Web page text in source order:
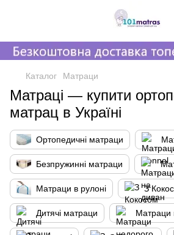
Каталог Матраци
Матраці — купити
матрац в Україні
Ортопедичні матраци
Безпружинні матраци
Матраци в рулоні З
Дитячі матраци Матраци